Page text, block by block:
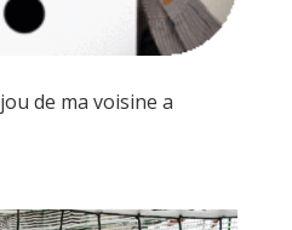
de ma voisine a